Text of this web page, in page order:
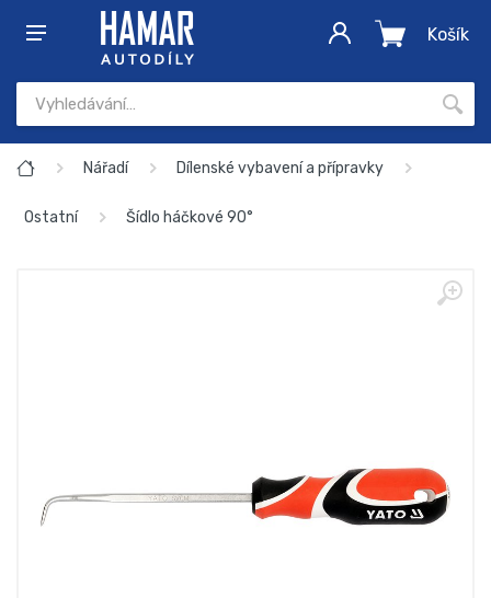
Košík
Nářadí Dílenské vybavení a přípravky
Ostatní Šídlo háčkové 90°